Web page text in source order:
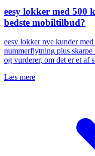
eesy lokker med 500
bedste mobiltilbud?
eesy lokker nye kunder
nummerflytning plus
og vurderer, om det er et af
Læs mere